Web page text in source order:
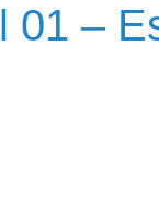
01 –